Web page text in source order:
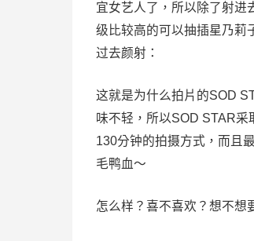
宜女艺人了，所以除了射进
级比较高的可以抽插星乃莉
过去颜射：
这就是为什么拍片的SOD
味不轻，所以SOD STAR
130分钟的拍摄方式，而且
毛鸭血〜
怎么样？喜不喜欢？想不想